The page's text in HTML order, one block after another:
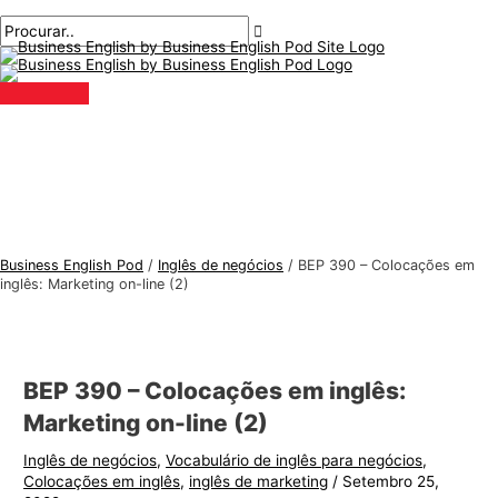
para
o
conteúdo
principal
Business English Pod / Inglês de negócios / BEP 390 – Colocações em
inglês: Marketing on-line (2)
BEP 390 – Colocações em inglês:
Marketing on-line (2)
Inglês de negócios,Vocabulário de inglês para negócios,
Colocações em inglês, inglês de marketing / Setembro 25,
navegação
aqui..
mail*
T
ó
p
i
i
ê
s
p
a
P
r
o
c